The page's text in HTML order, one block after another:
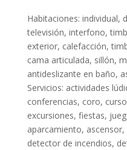
Habitaciones: individual,
televisión, interfono,
exterior, calefacción,
cama articulada, sillón,
antideslizante en baño,
Servicios: actividades
conferencias, coro,
excursiones, fiestas,
aparcamiento,
detector de incendios,